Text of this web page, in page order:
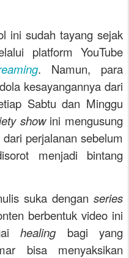
ini sudah tayang sejak
platform YouTube
. Namun, para
kesayangannya dari
Sabtu dan Minggu
showini mengusung
perjalanan sebelum
menjadi bintang
suka dengan series
berbentuk video ini
healingbagi yang
bisa menyaksikan